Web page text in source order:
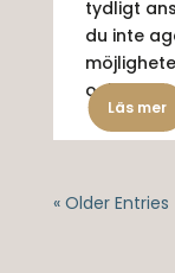
tydligt
du inte
och...
Läs mer
« Older Entries